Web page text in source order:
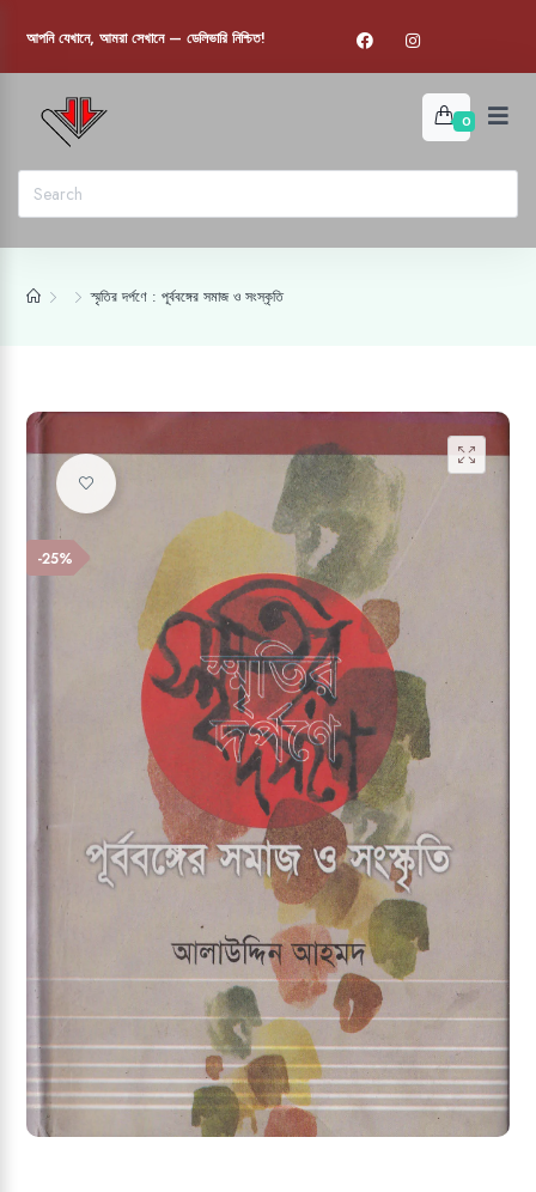
আপনি যেখানে, আমরা সেখানে — ডেলিভারি নিশ্চিত!
0
স্মৃতির দর্পণে : পূর্ববঙ্গের সমাজ ও সংস্কৃতি
Add to wishlist
-25%